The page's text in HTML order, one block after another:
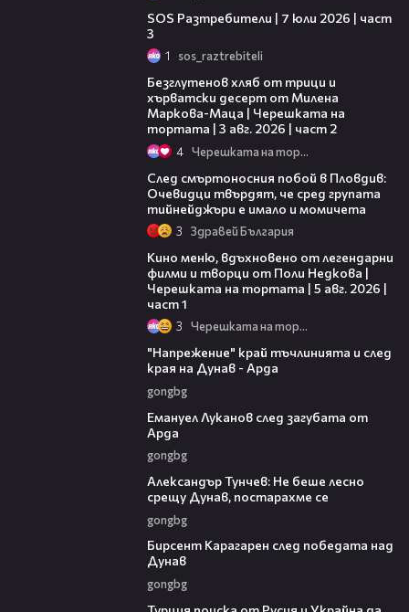
SOS Разтребители | 7 юли 2026 | част
3
1 sos_raztrebiteli
Безглутенов хляб от трици и
хърватски десерт от Милена
Маркова-Маца | Черешката на
тортата | 3 авг. 2026 | част 2
4 Черешката на тортата
След смъртоносния побой в Пловдив:
Очевидци твърдят, че сред групата
тийнейджъри е имало и момичета
3 Здравей България
Кино меню, вдъхновено от легендарни
филми и творци от Поли Недкова |
Черешката на тортата | 5 авг. 2026 |
част 1
3 Черешката на тортата
"Напрежение" край тъчлинията и след
края на Дунав - Арда
gongbg
Емануел Луканов след загубата от
Арда
gongbg
Александър Тунчев: Не беше лесно
срещу Дунав, постарахме се
gongbg
Бирсент Карагарен след победата над
Дунав
gongbg